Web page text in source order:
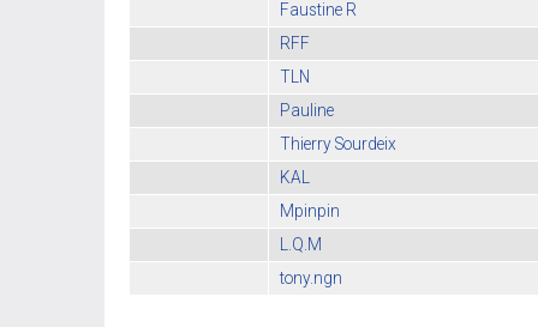
Faustine R
RFF
TLN
Pauline
Thierry Sourdeix
KAL
Mpinpin
L.Q.M
tony.ngn